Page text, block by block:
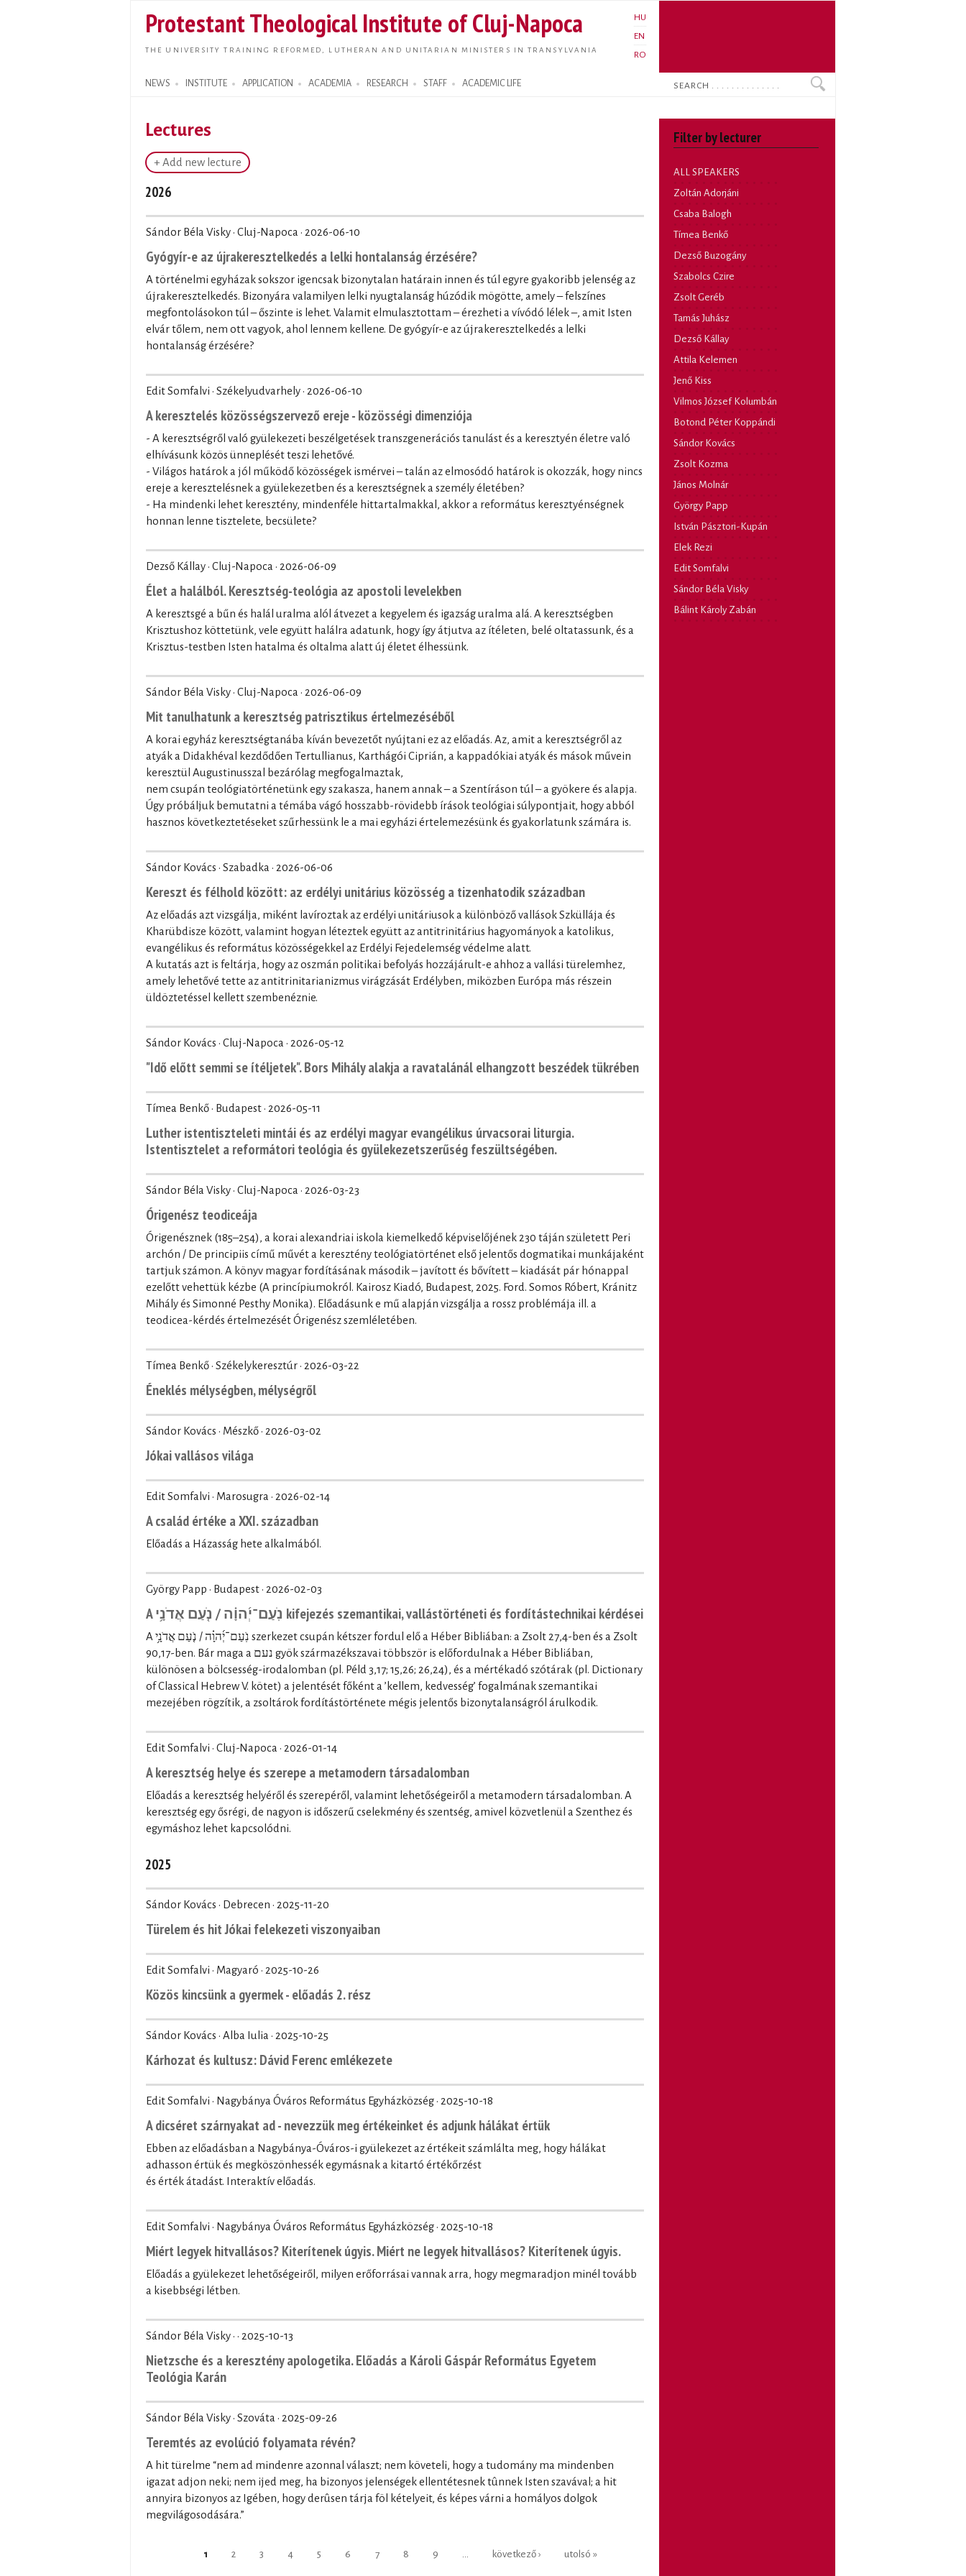
main
content
Protestant Theological Institute of Cluj-Napoca
THE UNIVERSITY TRAINING REFORMED, LUTHERAN AND UNITARIAN MINISTERS IN TRANSYLVANIA
HU
EN
RO
NEWS INSTITUTE APPLICATION ACADEMIA RESEARCH STAFF ACADEMIC LIFE
Search form
Search
Lectures
+ Add new lecture
2026
Sándor Béla Visky · Cluj-Napoca · 2026-06-10
Gyógyír-e az újrakeresztelkedés a lelki hontalanság érzésére?
A történelmi egyházak sokszor igencsak bizonytalan határain innen és túl egyre gyakoribb jelenség az
újrakeresztelkedés. Bizonyára valamilyen lelki nyugtalanság húzódik mögötte, amely – felszínes
megfontolásokon túl – őszinte is lehet. Valamit elmulasztottam – érezheti a vívódó lélek –, amit Isten
elvár tőlem, nem ott vagyok, ahol lennem kellene. De gyógyír-e az újrakeresztelkedés a lelki
hontalanság érzésére?
Edit Somfalvi · Székelyudvarhely · 2026-06-10
A keresztelés közösségszervező ereje - közösségi dimenziója
- A keresztségről való gyülekezeti beszélgetések transzgenerációs tanulást és a keresztyén életre való
elhívásunk közös ünneplését teszi lehetővé.
- Világos határok a jól működő közösségek ismérvei – talán az elmosódó határok is okozzák, hogy nincs
ereje a keresztelésnek a gyülekezetben és a keresztségnek a személy életében?
- Ha mindenki lehet keresztény, mindenféle hittartalmakkal, akkor a református keresztyénségnek
honnan lenne tisztelete, becsülete?
Dezső Kállay · Cluj-Napoca · 2026-06-09
Élet a halálból. Keresztség-teológia az apostoli levelekben
A keresztsgé a bűn és halál uralma alól átvezet a kegyelem és igazság uralma alá. A keresztségben
Krisztushoz köttetünk, vele együtt halálra adatunk, hogy így átjutva az ítéleten, belé oltatassunk, és a
Krisztus-testben Isten hatalma és oltalma alatt új életet élhessünk.
Sándor Béla Visky · Cluj-Napoca · 2026-06-09
Mit tanulhatunk a keresztség patrisztikus értelmezéséből
A korai egyház keresztségtanába kíván bevezetőt nyújtani ez az előadás. Az, amit a keresztségről az
atyák a Didakhéval kezdődően Tertullianus, Karthágói Ciprián, a kappadókiai atyák és mások művein
keresztül Augustinusszal bezárólag megfogalmaztak,
nem csupán teológiatörténetünk egy szakasza, hanem annak – a Szentíráson túl – a gyökere és alapja.
Úgy próbáljuk bemutatni a témába vágó hosszabb-rövidebb írások teológiai súlypontjait, hogy abból
hasznos következtetéseket szűrhessünk le a mai egyházi értelemezésünk és gyakorlatunk számára is.
Sándor Kovács · Szabadka · 2026-06-06
Kereszt és félhold között: az erdélyi unitárius közösség a tizenhatodik században
Az előadás azt vizsgálja, miként lavíroztak az erdélyi unitáriusok a különböző vallások Szküllája és
Kharübdisze között, valamint hogyan léteztek együtt az antitrinitárius hagyományok a katolikus,
evangélikus és református közösségekkel az Erdélyi Fejedelemség védelme alatt.
A kutatás azt is feltárja, hogy az oszmán politikai befolyás hozzájárult-e ahhoz a vallási türelemhez,
amely lehetővé tette az antitrinitarianizmus virágzását Erdélyben, miközben Európa más részein
üldöztetéssel kellett szembenéznie.
Sándor Kovács · Cluj-Napoca · 2026-05-12
"Idő előtt semmi se ítéljetek". Bors Mihály alakja a ravatalánál elhangzott beszédek tükrében
Tímea Benkő · Budapest · 2026-05-11
Luther istentiszteleti mintái és az erdélyi magyar evangélikus úrvacsorai liturgia.
Istentisztelet a reformátori teológia és gyülekezetszerűség feszültségében.
Sándor Béla Visky · Cluj-Napoca · 2026-03-23
Órigenész teodiceája
Órigenésznek (185–254), a korai alexandriai iskola kiemelkedő képviselőjének 230 táján született Peri
archón / De principiis című művét a keresztény teológiatörténet első jelentős dogmatikai munkájaként
tartjuk számon. A könyv magyar fordításának második – javított és bővített – kiadását pár hónappal
ezelőtt vehettük kézbe (A princípiumokról. Kairosz Kiadó, Budapest, 2025. Ford. Somos Róbert, Kránitz
Mihály és Simonné Pesthy Monika). Előadásunk e mű alapján vizsgálja a rossz problémája ill. a
teodicea-kérdés értelmezését Órigenész szemléletében.
Tímea Benkő · Székelykeresztúr · 2026-03-22
Éneklés mélységben, mélységről
Sándor Kovács · Mészkő · 2026-03-02
Jókai vallásos világa
Edit Somfalvi · Marosugra · 2026-02-14
A család értéke a XXI. században
Előadás a Házasság hete alkalmából.
György Papp · Budapest · 2026-02-03
A נֹֽעַם־יְ֜הוָ֗ה / נֹ֤עַם אֲדֹנָ֥י kifejezés szemantikai, vallástörténeti és fordítástechnikai kérdései
A נֹֽעַם־יְ֜הוָ֗ה / נֹ֤עַם אֲדֹנָ֥י szerkezet csupán kétszer fordul elő a Héber Bibliában: a Zsolt 27,4-ben és a Zsolt
90,17-ben. Bár maga a נעם gyök származékszavai többször is előfordulnak a Héber Bibliában,
különösen a bölcsesség-irodalomban (pl. Péld 3,17; 15,26; 26,24), és a mértékadó szótárak (pl. Dictionary
of Classical Hebrew V. kötet) a jelentését főként a ’kellem, kedvesség’ fogalmának szemantikai
mezejében rögzítik, a zsoltárok fordítástörténete mégis jelentős bizonytalanságról árulkodik.
Edit Somfalvi · Cluj-Napoca · 2026-01-14
A keresztség helye és szerepe a metamodern társadalomban
Előadás a keresztség helyéről és szerepéről, valamint lehetőségeiről a metamodern társadalomban. A
keresztség egy ősrégi, de nagyon is időszerű cselekmény és szentség, amivel közvetlenül a Szenthez és
egymáshoz lehet kapcsolódni.
2025
Sándor Kovács · Debrecen · 2025-11-20
Türelem és hit Jókai felekezeti viszonyaiban
Edit Somfalvi · Magyaró · 2025-10-26
Közös kincsünk a gyermek - előadás 2. rész
Sándor Kovács · Alba Iulia · 2025-10-25
Kárhozat és kultusz: Dávid Ferenc emlékezete
Edit Somfalvi · Nagybánya Óváros Református Egyházközség · 2025-10-18
A dicséret szárnyakat ad - nevezzük meg értékeinket és adjunk hálákat értük
Ebben az előadásban a Nagybánya-Óváros-i gyülekezet az értékeit számlálta meg, hogy hálákat
adhasson értük és megköszönhessék egymásnak a kitartó értékőrzést
és érték átadást. Interaktív előadás.
Edit Somfalvi · Nagybánya Óváros Református Egyházközség · 2025-10-18
Miért legyek hitvallásos? Kiterítenek úgyis. Miért ne legyek hitvallásos? Kiterítenek úgyis.
Előadás a gyülekezet lehetőségeiről, milyen erőforrásai vannak arra, hogy megmaradjon minél tovább
a kisebbségi létben.
Sándor Béla Visky · · 2025-10-13
Nietzsche és a keresztény apologetika. Előadás a Károli Gáspár Református Egyetem
Teológia Karán
Sándor Béla Visky · Szováta · 2025-09-26
Teremtés az evolúció folyamata révén?
A hit türelme “nem ad mindenre azonnal választ; nem követeli, hogy a tudomány ma mindenben
igazat adjon neki; nem ijed meg, ha bizonyos jelenségek ellentétesnek tûnnek Isten szavával; a hit
annyira bizonyos az Igében, hogy derûsen tárja föl kételyeit, és képes várni a homályos dolgok
megvilágosodására.”
1 2 3 4 5 6 7 8 9 következő › utolsó »
Filter by lecturer
ALL SPEAKERS
Zoltán Adorjáni
Csaba Balogh
Tímea Benkő
Dezső Buzogány
Szabolcs Czire
Zsolt Geréb
Tamás Juhász
Dezső Kállay
Attila Kelemen
Jenő Kiss
Vilmos József Kolumbán
Botond Péter Koppándi
Sándor Kovács
Zsolt Kozma
János Molnár
György Papp
István Pásztori-Kupán
Elek Rezi
Edit Somfalvi
Sándor Béla Visky
Bálint Károly Zabán